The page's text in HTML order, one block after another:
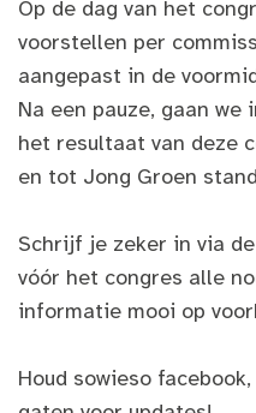
Op de dag van het
voorstellen per
aangepast in de
Na een pauze, gaan we
het resultaat van deze
en tot Jong Groen
Schrijf je zeker in via
vóór het congres alle
informatie mooi op
Houd sowieso